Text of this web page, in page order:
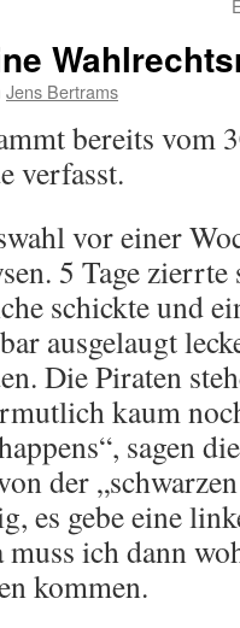
Jens Bertrams
bereits vom
verfasst.
vor einer
5 Tage zierrte
schickte und
ausgelaugt
Die Piraten
kaum
sagen
der
es gebe eine
ich dann
kommen.